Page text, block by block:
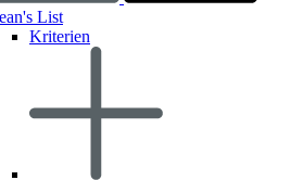
List
Kriterien